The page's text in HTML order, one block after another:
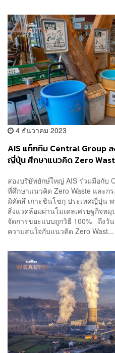
4 ธันวาคม 2023
AIS แท็กทีม Central Group
ญี่ปุ่น ศึกษาแนวคิด Zero
สองบริษัทยักษ์ใหญ่ AIS ร่วมมือกับ
ที่ศึกษาแนวคิด Zero Waste และก
มิคัตสึ เกาะชินโชกุ ประเทศญี่ปุ่น
สิ่งแวดล้อมผ่านโมเดลเศรษฐกิจห
จัดการขยะแบบถูกวิธี 100% ถึงวั
ความสนใจกับแนวคิด Zero Wast...